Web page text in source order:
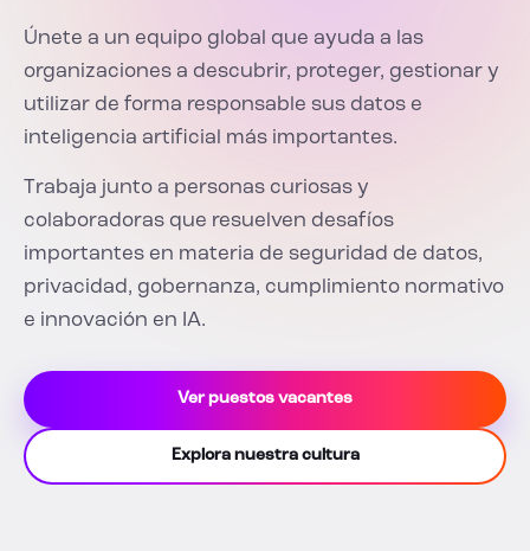
Únete a un equipo global que ayuda a las
organizaciones a descubrir, proteger, gestionar y
utilizar de forma responsable sus datos e
inteligencia artificial más importantes.
Trabaja junto a personas curiosas y
colaboradoras que resuelven desafíos
importantes en materia de seguridad de datos,
privacidad, gobernanza, cumplimiento normativo
e innovación en IA.
Ver puestos vacantes
Explora nuestra cultura